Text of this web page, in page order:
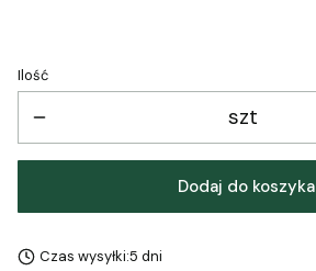
Ilość
szt
Dodaj do koszyka
Czas wysyłki:5 dni